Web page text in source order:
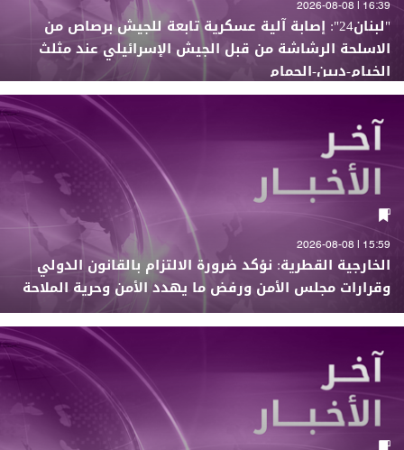
16:39 | 2026-08-08
"لبنان24": إصابة آلية عسكرية تابعة للجيش برصاص من
الاسلحة الرشاشة من قبل الجيش الإسرائيلي عند مثلث
الخيام-دبين-الحمام
15:59 | 2026-08-08
الخارجية القطرية: نؤكد ضرورة الالتزام بالقانون الدولي
وقرارات مجلس الأمن ورفض ما يهدد الأمن وحرية الملاحة